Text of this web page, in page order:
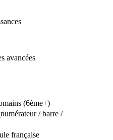
avancées
(6ème+)
/ barre /
française